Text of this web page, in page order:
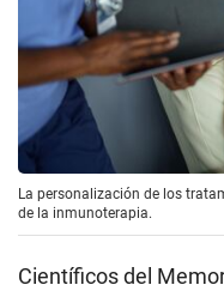
La personalización de los
de la inmunoterapia.
Científicos del